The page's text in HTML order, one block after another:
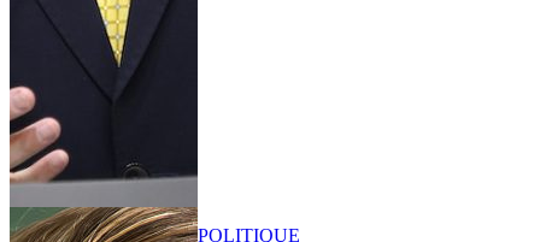
POLITIQUE